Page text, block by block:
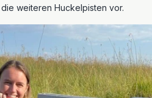
weiteren Huckelpisten vor.